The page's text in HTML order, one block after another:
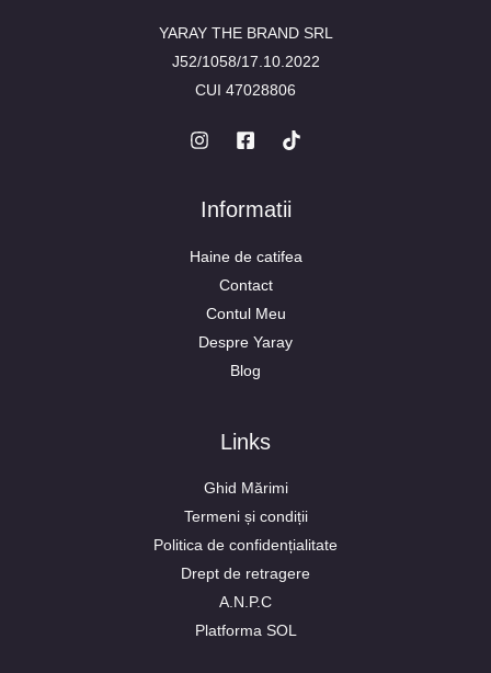
YARAY THE BRAND SRL
J52/1058/17.10.2022
CUI 47028806
Informatii
Haine de catifea
Contact
Contul Meu
Despre Yaray
Blog
Links
Ghid Mărimi
Termeni și condiții
Politica de confidențialitate
Drept de retragere
A.N.P.C
Platforma SOL